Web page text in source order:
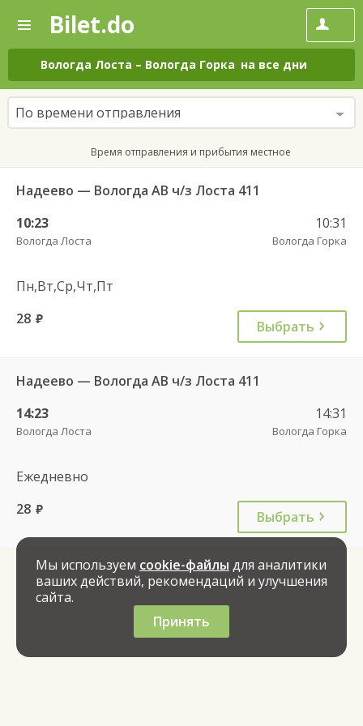
—
Поиск
и
покупка
билетов
на
автобус
онлайн
Bilet.do
Вологда Лоста – Вологда Горка на все дни
По времени отправления
Время отправления и прибытия местное
Надеево — Вологда АВ ч/з Лоста 411
10:23
Вологда Лоста
10:31
Вологда Горка
Пн,Вт,Ср,Чт,Пт
28 руб. Выбрать
Надеево — Вологда АВ ч/з Лоста 411
14:23
Вологда Лоста
14:31
Вологда Горка
Ежедневно
28 руб. Выбрать
Мы используем cookie-файлы для аналитики
ваших действий, рекомендаций и улучшения
сайта.
Принять